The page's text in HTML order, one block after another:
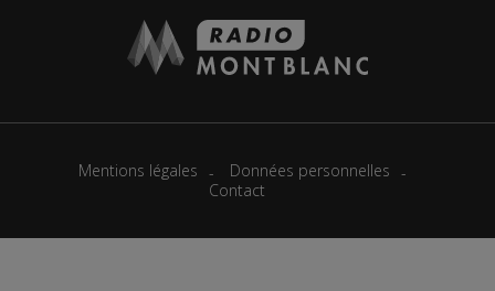
Mentions légales
Données personnelles
Contact